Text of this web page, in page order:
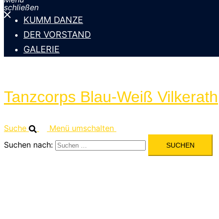
schließen
KUMM DANZE
DER VORSTAND
GALERIE
Tanzcorps Blau-Weiß Vilkerath
Suche
Menü umschalten
Suchen nach: